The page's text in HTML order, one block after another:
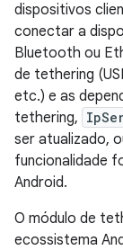
dispositivos
conectar a
Bluetooth ou
de tethering
etc.) e as
tethering,
ser atualizado,
funcionalidade
Android.
O módulo de
ecossistema